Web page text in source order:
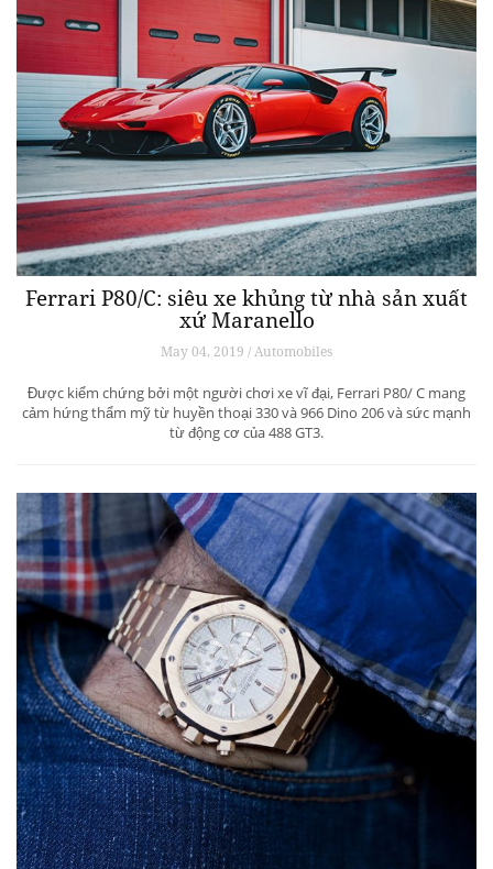
Ferrari P80/C: siêu xe khủng từ ​​nhà sản xuất
xứ Maranello
May 04, 2019 / Automobiles
Được kiểm chứng bởi một người chơi xe vĩ đại, Ferrari P80/ C mang
cảm hứng thẩm mỹ từ huyền thoại 330 và 966 Dino 206 và sức mạnh
từ động cơ của 488 GT3.